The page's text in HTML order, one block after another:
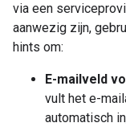
via een
aanwezig zijn,
hints om:
E-mailveld
vult het e-
automatisch